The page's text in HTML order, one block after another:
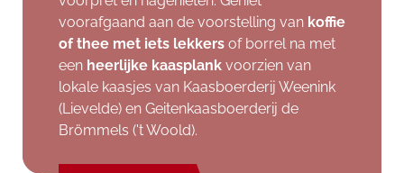
voorafgaand aan de voorstelling van koffie
of thee met iets lekkers of borrel na met
een heerlijke kaasplank voorzien van
lokale kaasjes van Kaasboerderij Weenink
(Lievelde) en Geitenkaasboerderij de
Brömmels ('t Woold).